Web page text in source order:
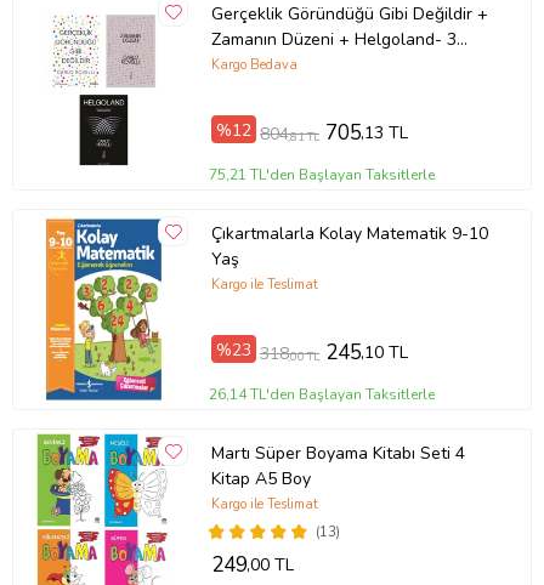
Gerçeklik Göründüğü Gibi Değildir +
Zamanın Düzeni + Helgoland- 3
Kitap Set - Iş Bankası Özel Set
Kargo Bedava
%12 804,81 TL 705,13 TL
75,21 TL'den Başlayan Taksitlerle
Çıkartmalarla Kolay Matematik 9-10
Yaş
Kargo ile Teslimat
%23 318,00 TL 245,10 TL
26,14 TL'den Başlayan Taksitlerle
Martı Süper Boyama Kitabı Seti 4
Kitap A5 Boy
(13)
Kargo ile Teslimat
249,00 TL